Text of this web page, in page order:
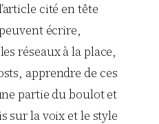
cité en tête
écrire,
réseaux à la place,
apprendre de ces
partie du boulot et
sur la voix et le style